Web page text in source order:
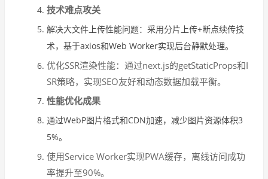
技术难点攻关
解决大文件上传性能问题：采用分片上传+断点续传技
术，基于axios和Web Worker实现后台静默处理。
优化SSR渲染性能：通过next.js的getStaticProps和I
SR策略，实现SEO友好和动态数据加载平衡。
性能优化成果
通过WebP图片格式和CDN加速，减少图片资源体积3
5%。
使用Service Worker实现PWA缓存，离线访问成功
率提升至90%。